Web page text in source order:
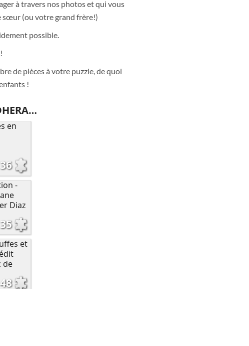
à travers nos photos et qui vous
(ou votre grand frère!)
possible.
de pièces à votre puzzle, de quoi
!